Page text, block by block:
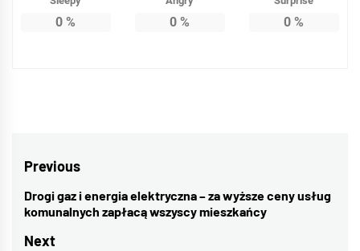
0 % 0 % 0 %
Nawigacja
wpisu
Previous
Previous
post:
Drogi gaz i energia elektryczna – za wyższe ceny usług
komunalnych zapłacą wszyscy mieszkańcy
Next